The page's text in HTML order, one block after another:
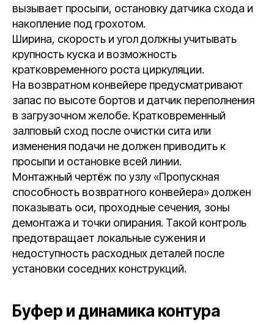
вызывает просыпи, остановку датчика схода и
накопление под грохотом.
Ширина, скорость и угол должны учитывать
крупность куска и возможность
кратковременного роста циркуляции.
На возвратном конвейере предусматривают
запас по высоте бортов и датчик переполнения
в загрузочном желобе. Кратковременный
залповый сход после очистки сита или
изменения подачи не должен приводить к
просыпи и остановке всей линии.
Монтажный чертёж по узлу «Пропускная
способность возвратного конвейера» должен
показывать оси, проходные сечения, зоны
демонтажа и точки опирания. Такой контроль
предотвращает локальные сужения и
недоступность расходных деталей после
установки соседних конструкций.
Буфер и динамика контура